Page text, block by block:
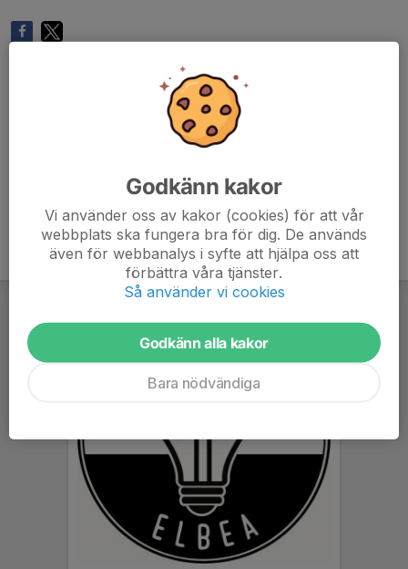
Godkänn kakor
Vi använder oss av kakor (cookies) för att vår
webbplats ska fungera bra för dig. De används
även för webbanalys i syfte att hjälpa oss att
förbättra våra tjänster.
Så använder vi cookies
Godkänn alla kakor
Bara nödvändiga